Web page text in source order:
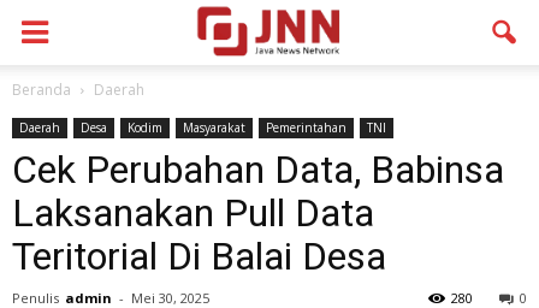
Beranda Daerah
Daerah Desa Kodim Masyarakat Pemerintahan TNI
Cek Perubahan Data, Babinsa
Laksanakan Pull Data
Teritorial Di Balai Desa
Penulis admin - Mei 30, 2025 0
280